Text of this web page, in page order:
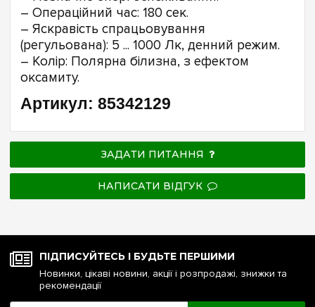
– Операційний час: 180 сек.
– Яскравість спрацьовування
(регульована): 5 ... 1000 Лк, денний режим.
– Колір: Полярна білизна, з ефектом
оксамиту.
Артикул: 85342129
ЗАДАТИ ПИТАННЯ
НАПИСАТИ ВІДГУК
ПІДПИСУЙТЕСЬ І БУДЬТЕ ПЕРШИМИ
Новинки, цікаві новини, акції і розпродажі, знижки та
рекомендації